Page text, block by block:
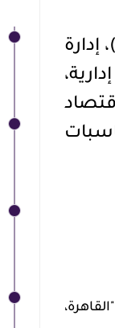
إدارة
4 محافظات هي: "القاهرة،